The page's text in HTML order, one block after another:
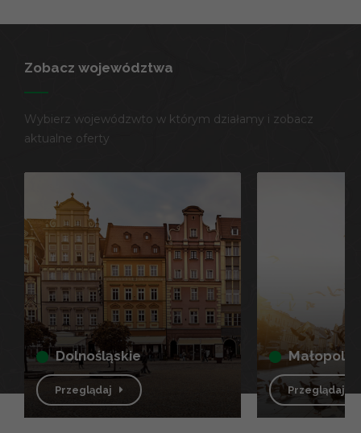
Zobacz województwa
Wybierz wojewódzwto w którym działamy i zobacz
aktualne oferty
dolnośląskie
Przeglądaj Przeglądaj